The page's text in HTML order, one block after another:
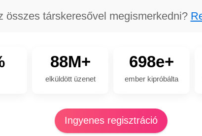
összes társkeresővel megismerkedni?
88M+
elküldött üzenet
698e+
ember kipróbálta
Ingyenes regisztráció